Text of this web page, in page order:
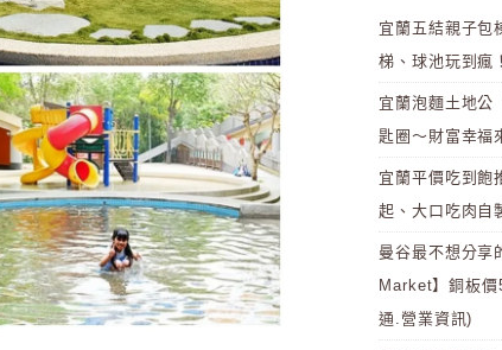
宜蘭五結親子包
梯、球池玩到瘋
宜蘭泡麵土地公
匙圈～財富幸福
宜蘭平價吃到飽
起、大口吃肉自
曼谷最不想分享
Market】銅板
通.營業資訊)